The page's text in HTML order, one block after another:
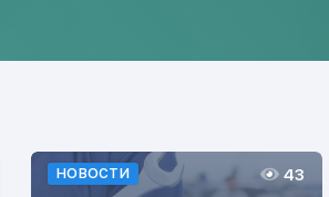
НОВОСТИ 43